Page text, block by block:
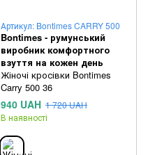
Артикул: Bontimes CARRY 500
Bontimes - румунський
виробник комфортного
взуття на кожен день
Жіночі кросівки Bontimes
Carry 500 36
940 UAH 1 720 UAH
В наявності